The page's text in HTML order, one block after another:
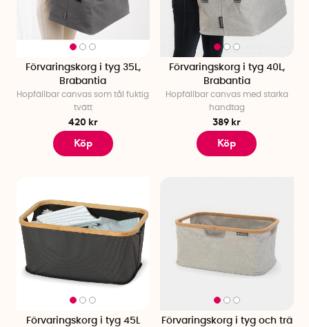
Förvaringskorg i tyg 35L,
Brabantia
Hopfällbar canvas som tål fuktig
tvätt
420 kr
Köp
Förvaringskorg i tyg 40L,
Brabantia
Hopfällbar canvas med starka
handtag
389 kr
Köp
Förvaringskorg i tyg 45L
Förvaringskorg i tyg och trä